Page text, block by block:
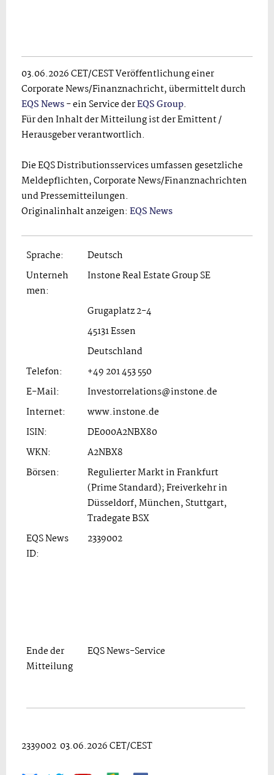
03.06.2026 CET/CEST Veröffentlichung einer
Corporate News/Finanznachricht, übermittelt durch
EQS News- ein Service derEQS Group.
Für den Inhalt der Mitteilung ist der Emittent /
Herausgeber verantwortlich.
Die EQS Distributionsservices umfassen gesetzliche
Meldepflichten, Corporate News/Finanznachrichten
und Pressemitteilungen.
Originalinhalt anzeigen: EQS News
Sprache:
Deutsch
Unterneh
men:
Instone Real Estate Group SE
Grugaplatz 2-4
45131 Essen
Deutschland
Telefon:
+49 201 453 550
E-Mail:
Investorrelations@instone.de
Internet:
www.instone.de
ISIN:
DE000A2NBX80
WKN:
A2NBX8
Börsen:
Regulierter Markt in Frankfurt
(Prime Standard); Freiverkehr in
Düsseldorf, München, Stuttgart,
Tradegate BSX
EQS News
ID:
2339002
Ende der
Mitteilung
EQS News-Service
2339002 03.06.2026 CET/CEST